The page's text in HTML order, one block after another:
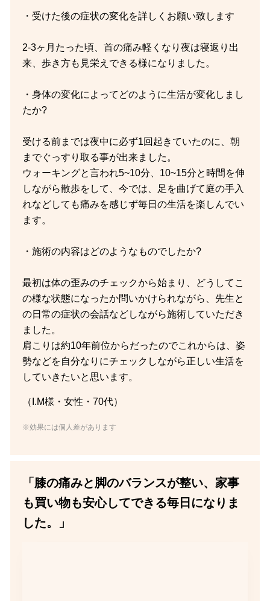
・受けた後の症状の変化を詳しくお願い致します
2-3ヶ月たった頃、首の痛み軽くなり夜は寝返り出
来、歩き方も見栄えできる様になりました。
・身体の変化によってどのように生活が変化しまし
たか?
受ける前までは夜中に必ず1回起きていたのに、朝
までぐっすり取る事が出来ました。
ウォーキングと言われ5~10分、10~15分と時間を伸
しながら散歩をして、今では、足を曲げて庭の手入
れなどしても痛みを感じず毎日の生活を楽しんでい
ます。
・施術の内容はどのようなものでしたか?
最初は体の歪みのチェックから始まり、どうしてこ
の様な状態になったか問いかけられながら、先生と
の日常の症状の会話などしながら施術していただき
ました。
肩こりは約10年前位からだったのでこれからは、姿
勢などを自分なりにチェックしながら正しい生活を
していきたいと思います。
（I.M様・女性・70代）
※効果には個人差があります
「膝の痛みと脚のバランスが整い、家事
も買い物も安心してできる毎日になりま
した。」